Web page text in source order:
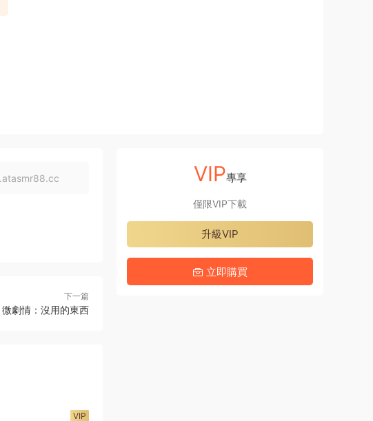
下一篇
劇情：沒用的東西
VIP
VIP專享
僅限VIP下載
升級VIP
立即購買